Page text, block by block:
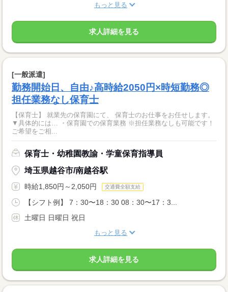
もっと見る
求人詳細を見る
[一般派遣]
勤務開始日、自由♪高時給2050円×時短勤務◎
担任業務なし保育士
【保育士】 就業先の保育園にて、 保育士のお仕事をお任せします。
▼具体的には… ・保育園での保育業務 ※担任業務なしも可能です！
ご希望をご相...
保育士・幼稚園教諭・学童保育指導員
埼玉県越谷市/南越谷駅
時給1,850円～2,050円 交通費全額支給
【シフト例】 7：30〜18：30 08：30〜17：3...
土曜日 日曜日 祝日
もっと見る
求人詳細を見る